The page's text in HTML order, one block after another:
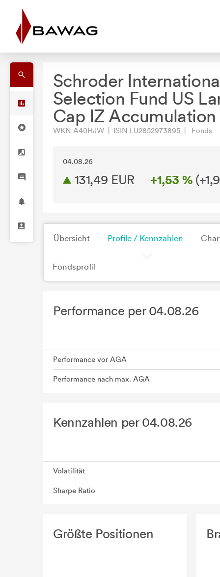
Schroder
Selection Fund US
Cap IZ Accumulation
WKN A40HJW | ISIN LU2852973895 | Fonds
04.08.26
131,49 EUR +1,53 % (
Übersicht Profile / Kennzahlen
Fondsprofil
Performance per 04.08.26
Performance vor AGA
Performance nach max. AGA
Kennzahlen per 04.08.26
Volatilität
Sharpe Ratio
Größte Positionen